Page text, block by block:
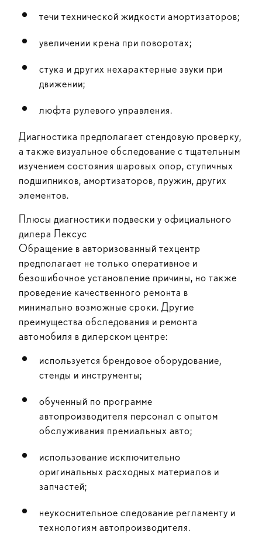
течи технической жидкости амортизаторов;
увеличении крена при поворотах;
стука и других нехарактерные звуки при
движении;
люфта рулевого управления.
Диагностика предполагает стендовую проверку,
а также визуальное обследование с тщательным
изучением состояния шаровых опор, ступичных
подшипников, амортизаторов, пружин, других
элементов.
Плюсы диагностики подвески у официального
дилера Лексус
Обращение в авторизованный техцентр
предполагает не только оперативное и
безошибочное установление причины, но также
проведение качественного ремонта в
минимально возможные сроки. Другие
преимущества обследования и ремонта
автомобиля в дилерском центре:
используется брендовое оборудование,
стенды и инструменты;
обученный по программе
автопроизводителя персонал с опытом
обслуживания премиальных авто;
использование исключительно
оригинальных расходных материалов и
запчастей;
неукоснительное следование регламенту и
технологиям автопроизводителя.